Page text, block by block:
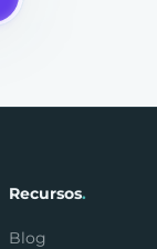
Recursos.
Blog